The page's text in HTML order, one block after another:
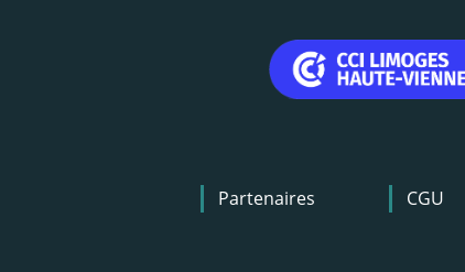
Menu
Pied
Partenaires CGU